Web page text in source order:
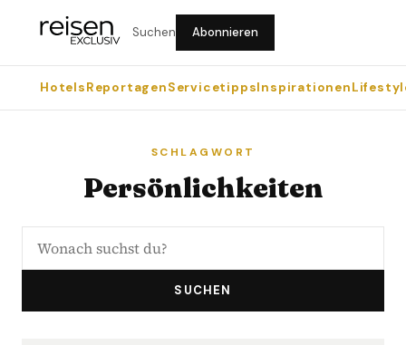
Suchen Abonnieren
HotelsReportagenServicetippsInspirationen
SCHLAGWORT
Persönlichkeiten
SUCHEN